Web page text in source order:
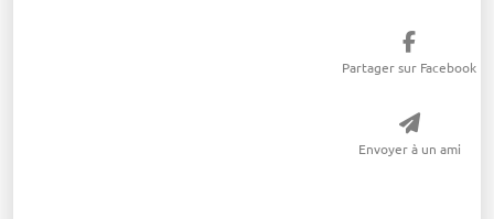
Partager sur Facebook
Envoyer à un ami